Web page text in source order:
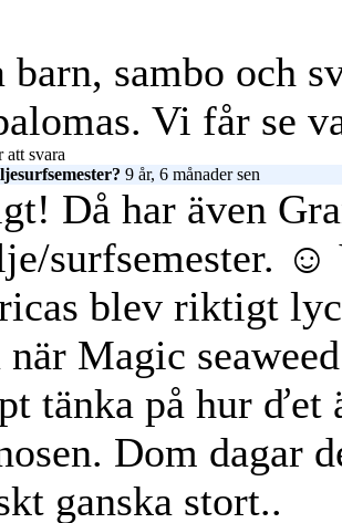
barn, sambo och
Vi får se
att svara
9 år, 6 månader sen
Då har även
surfsemester. ☺
blev riktigt
när Magic
tänka på hur ďet
Dom dagar
ganska stort..